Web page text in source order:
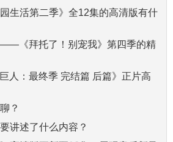
生活第二季》全12集的高清版有什
《拜托了！别宠我》第四季的精
人：最终季 完结篇 后篇》正片高
？
讲述了什么内容？